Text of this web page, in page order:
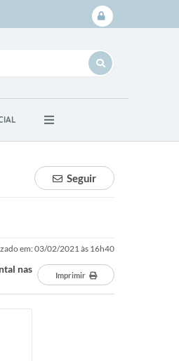
Login /
Seguir
em: 03/02/2021 às 16h40
nas
Imprimir